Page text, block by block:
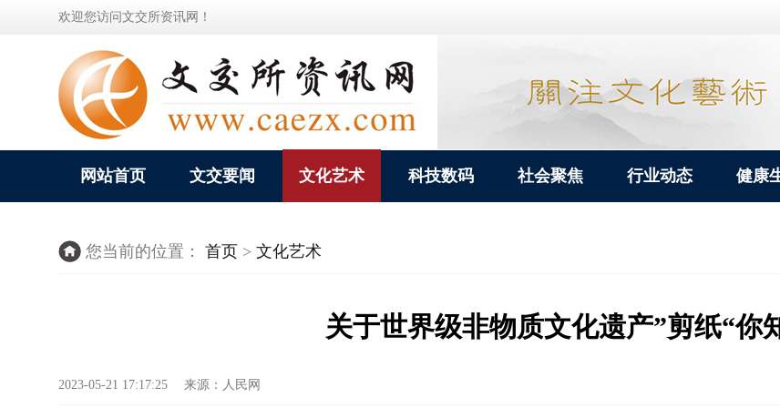
欢迎您访问文交所资讯网！
网站首页 文交要闻 文化艺术 科技数码 社会聚焦 行业动态 健康
您当前的位置： 首页 > 文化艺术
关于世界级非物质文化遗产”剪纸“你
2023-05-21 17:17:25 来源：人民网